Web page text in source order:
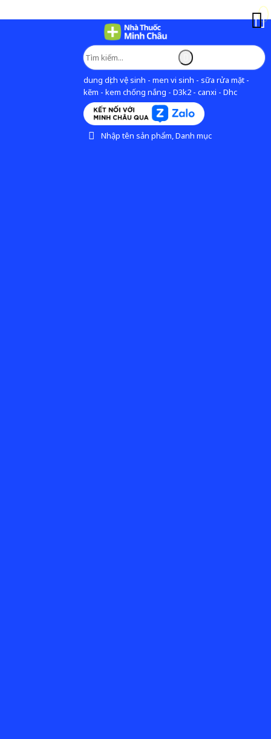
dung dịch vệ sinh - men vi sinh - sữa rửa mặt -
kẽm - kem chống nắng - D3k2 - canxi - Dhc
Nhập tên sản phẩm, Danh mục